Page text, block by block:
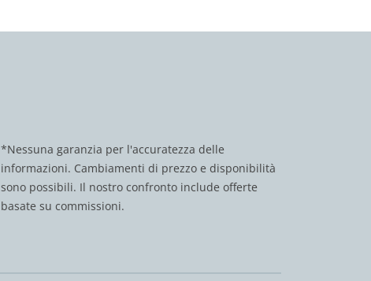
*Nessuna garanzia per l'accuratezza delle
informazioni. Cambiamenti di prezzo e disponibilità
sono possibili. Il nostro confronto include offerte
basate su commissioni.